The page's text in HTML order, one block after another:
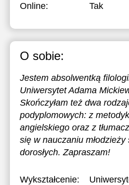
Online: Tak
O sobie:
Jestem absolwentką
Uniwersytet Adama
Skończyłam też dwa
podyplomowych: z
angielskiego oraz z
się w nauczaniu
dorosłych. Zapraszam!
Wykształcenie: